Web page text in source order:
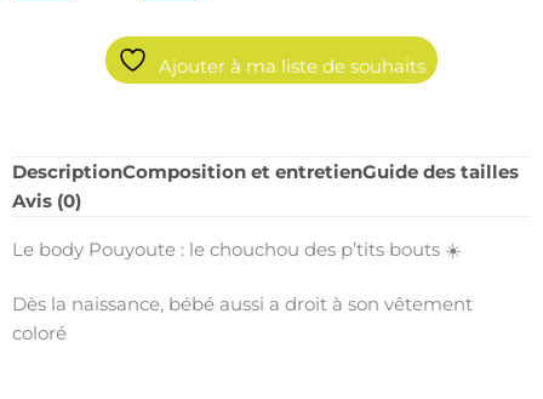
Ajouter à ma liste de souhaits
DescriptionComposition et entretienGuide des tailles
Avis (0)
Le body Pouyoute : le chouchou des p’tits bouts ☀️
Dès la naissance, bébé aussi a droit à son vêtement
coloré